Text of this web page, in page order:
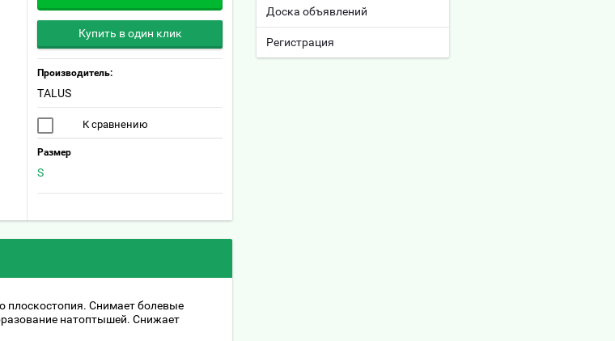
Купить в один клик
Производитель:
TALUS
К сравнению
Размер
S
плоскостопия. Снимает болевые
натоптышей. Снижает
Доска объявлений
Регистрация